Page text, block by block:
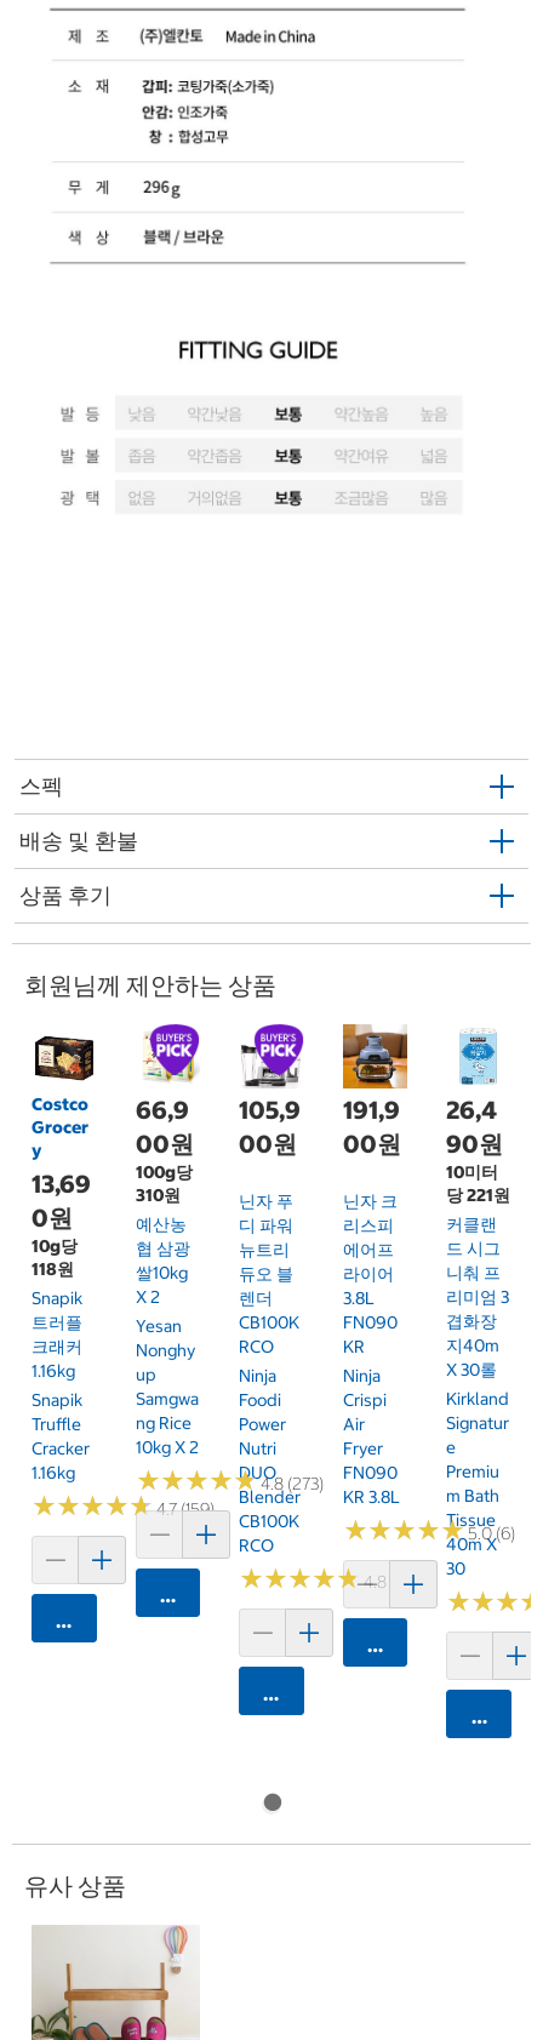
스펙
배송 및 환불
상품 후기
회원님께 제안하는 상품
Costco
Grocer
y
13,69
0원
10g당
118원
Snapik
트러플
크래커
1.16kg
Snapik
Truffle
Cracker
1.16kg
★★★★★
★★★★★4.7 (159)
카트에 담기
66,9
00원
100g당
310원
예산농
협 삼광
쌀10kg
X 2
Yesan
Nonghy
Up
Samgwa
Ng Rice
10kg X 2
★★★★★
★★★★★4.8 (273)
카트에 담기
105,9
00원
닌자 푸
디 파워
뉴트리
듀오 블
렌더
CB100K
RCO
Ninja
Foodi
Power
Nutri
DUO
Blender
CB100K
RCO
★★★★★
★★★★★4.8 (250)
카트에 담기
191,9
00원
닌자 크
리스피
에어프
라이어
3.8L
FN090
KR
Ninja
Crispi
Air
Fryer
FN090
KR 3.8L
★★★★★
★★★★★5.0 (6)
카트에 담기
26,4
90원
10미터
당 221원
커클랜
드 시그
니춰 프
리미엄 3
겹화장
지40m
X 30롤
Kirkland
Signatur
E
Premiu
M Bath
Tissue
40m X
30
★★★
★★★
카트에
유사 상품